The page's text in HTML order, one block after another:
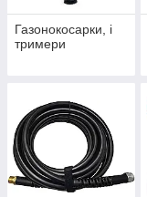
Газонокосарки, і
тримери